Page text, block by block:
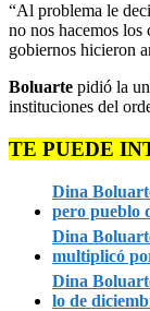
“Al problema le
no nos hacemos los
gobiernos hicieron
Boluarte pidió la
instituciones del
TE PUEDE
Dina
pero pueblo
Dina
multiplicó
Dina
lo de